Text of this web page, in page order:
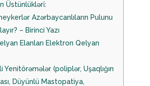
Üstünlükləri̇:
Azərbaycanlıların Pulunu
– Birinci Yazı
Elanları Elektron Qelyan
Yenitörəmələr (poliplər, Uşaqlığın
Düyünlü Mastopatiya,